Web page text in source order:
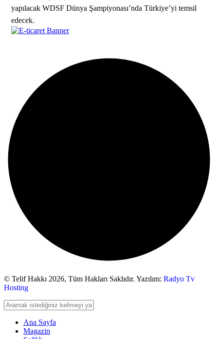
yapılacak WDSF Dünya Şampiyonası’nda Türkiye’yi temsil
edecek.
© Telif Hakkı 2026, Tüm Hakları Saklıdır. Yazılım: Radyo Tv
Hosting
Ana Sayfa
Magazin